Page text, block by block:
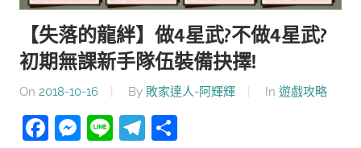
【失落的龍絆】做4星武?不做4星武?
初期無課新手隊伍裝備抉擇!
On 2018-10-16 By 敗家達人-阿輝輝 In 遊戲攻略
Facebook
Messenger
LineTelegram